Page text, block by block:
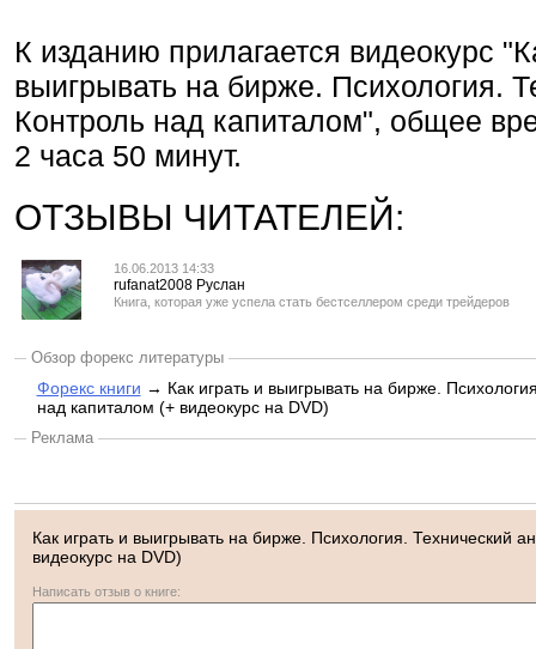
К изданию прилагается видеокурс
выигрывать на бирже. Психология.
Контроль над капиталом", общее
2 часа 50 минут.
ОТЗЫВЫ ЧИТАТЕЛЕЙ:
16.06.2013 14:33
rufanat2008 Руслан
Книга, которая уже успела стать бестселлером среди трейдеров
Обзор форекс литературы
Форекс книги → Как играть и выигрывать на бирже.
над капиталом (+ видеокурс на DVD)
Реклама
Как играть и выигрывать на бирже. Психология. Технический
видеокурс на DVD)
Написать отзыв о книге: